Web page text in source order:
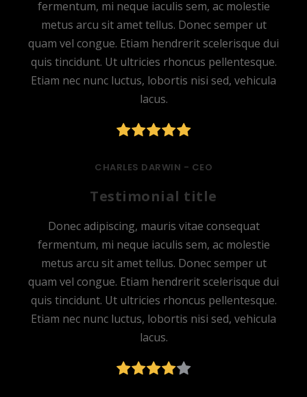
fermentum, mi neque iaculis sem, ac molestie
metus arcu sit amet tellus. Donec semper ut
quam vel congue. Etiam hendrerit scelerisque dui
quis tincidunt. Ut ultricies rhoncus pellentesque.
Etiam nec nunc luctus, lobortis nisi sed, vehicula
lacus.
CHARLES DARWIN - CEO
Testimonial title
Donec adipiscing, mauris vitae consequat
fermentum, mi neque iaculis sem, ac molestie
metus arcu sit amet tellus. Donec semper ut
quam vel congue. Etiam hendrerit scelerisque dui
quis tincidunt. Ut ultricies rhoncus pellentesque.
Etiam nec nunc luctus, lobortis nisi sed, vehicula
lacus.